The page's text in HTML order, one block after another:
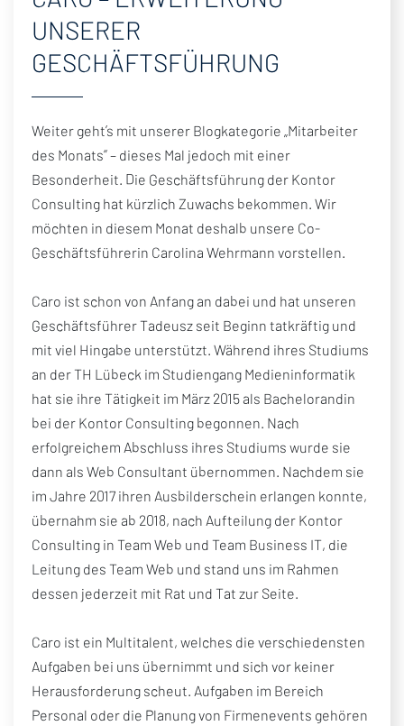
PRESSE
NEWSLETTER
FÖRDERPROGRAMME
FRANCHISE-PARTNER WERDEN
UNSERER
GESCHÄFTSFÜHRUNG
Weiter geht’s mit unserer Blogkategorie „Mitarbeiter
des Monats“ – dieses Mal jedoch mit einer
Besonderheit. Die Geschäftsführung der Kontor
Consulting hat kürzlich Zuwachs bekommen. Wir
möchten in diesem Monat deshalb unsere Co-
Geschäftsführerin Carolina Wehrmann vorstellen.
Caro ist schon von Anfang an dabei und hat unseren
Geschäftsführer Tadeusz seit Beginn tatkräftig und
mit viel Hingabe unterstützt. Während ihres Studiums
an der TH Lübeck im Studiengang Medieninformatik
hat sie ihre Tätigkeit im März 2015 als Bachelorandin
bei der Kontor Consulting begonnen. Nach
erfolgreichem Abschluss ihres Studiums wurde sie
dann als Web Consultant übernommen. Nachdem sie
im Jahre 2017 ihren Ausbilderschein erlangen konnte,
übernahm sie ab 2018, nach Aufteilung der Kontor
Consulting in Team Web und Team Business IT, die
Leitung des Team Web und stand uns im Rahmen
dessen jederzeit mit Rat und Tat zur Seite.
Caro ist ein Multitalent, welches die verschiedensten
Aufgaben bei uns übernimmt und sich vor keiner
Herausforderung scheut. Aufgaben im Bereich
Personal oder die Planung von Firmenevents gehören